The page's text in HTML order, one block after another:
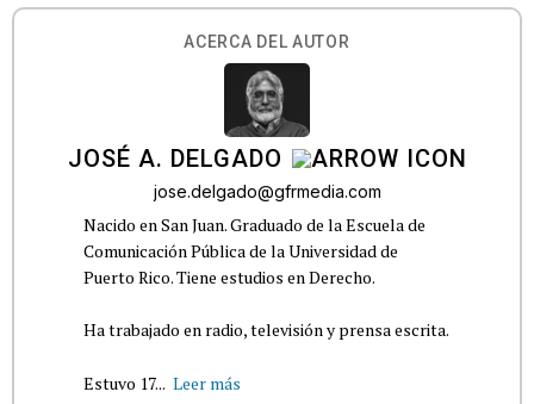
ACERCA DEL AUTOR
JOSÉ A. DELGADO
jose.delgado@gfrmedia.com
Nacido en San Juan. Graduado de la Escuela de
Comunicación Pública de la Universidad de
Puerto Rico. Tiene estudios en Derecho.
Ha trabajado en radio, televisión y prensa escrita.
Estuvo 17... Leer más